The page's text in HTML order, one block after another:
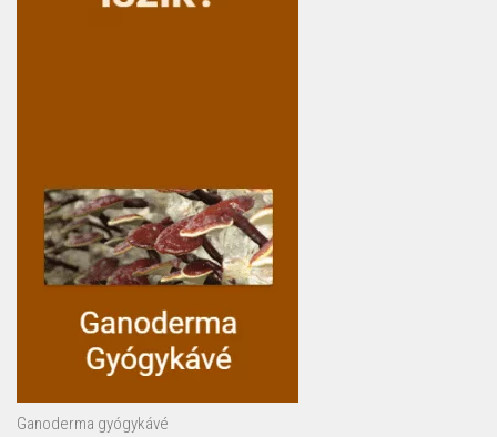
Ganoderma gyógykávé